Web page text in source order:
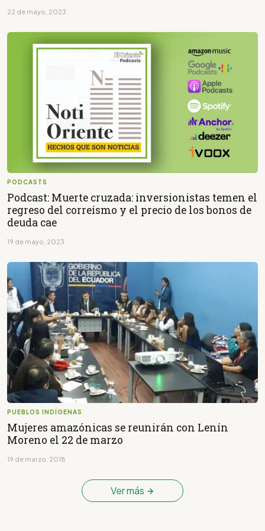
22 de mayo, 2023
PODCASTS
Podcast: Muerte cruzada: inversionistas temen el
regreso del correísmo y el precio de los bonos de
deuda cae
19 de mayo, 2023
PUEBLOS INDÍGENAS
Mujeres amazónicas se reunirán con Lenín
Moreno el 22 de marzo
19 de marzo, 2018
Ver más